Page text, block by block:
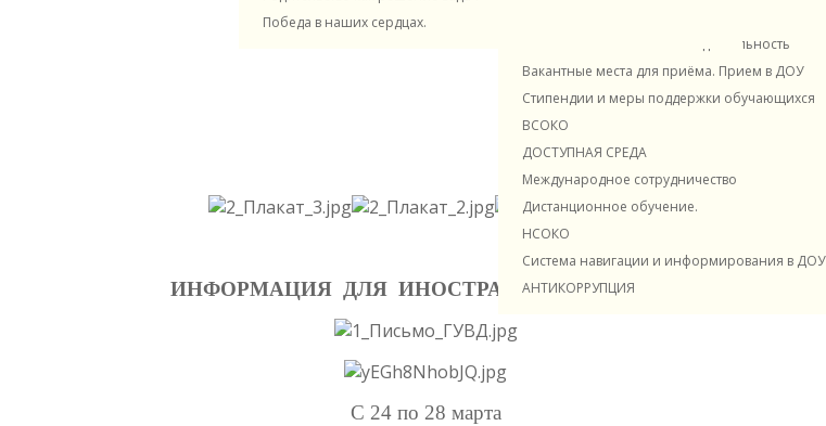
Финансово-хозяйственная деятельность
Вакантные места для приёма. Прием в ДОУ
Стипендии и меры поддержки обучающихся
ВСОКО
ДОСТУПНАЯ СРЕДА
Международное сотрудничество
Дистанционное обучение.
НСОКО
Система навигации и информирования в ДОУ
АНТИКОРРУПЦИЯ
Победа в наших сердцах.
ИНФОРМАЦИЯ ДЛЯ ИНОСТРАННЫХ ГРАЖДАН
С 24 по 28 марта